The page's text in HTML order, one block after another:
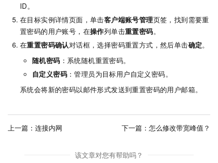
ID。
在目标实例详情页面，单击客户端账号管理页签，找到需要重
置密码的用户账号，在操作列单击重置密码。
在重置密码确认对话框，选择密码重置方式，然后单击确定。
随机密码 ：系统随机重置密码。
自定义密码 ：管理员为目标用户自定义密码。
系统会将新的密码以邮件形式发送到重置密码的用户邮箱。
上一篇： 连接内网 下一篇： 怎么修改带宽峰值？
该文章对您有帮助吗？